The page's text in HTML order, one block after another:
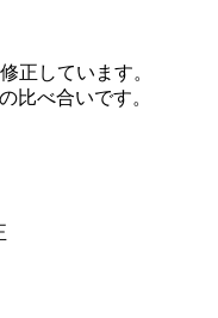
正しています。
比べ合いです。